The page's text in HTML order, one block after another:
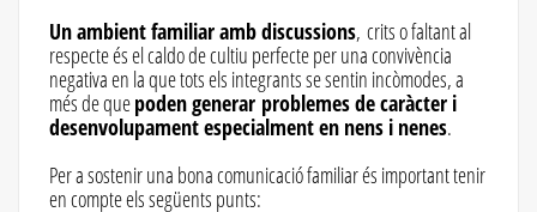
Un ambient familiar amb discussions, crits o faltant al
respecte és el caldo de cultiu perfecte per una convivència
negativa en la que tots els integrants se sentin incòmodes, a
més de quepoden generar problemes de caràcter i
desenvolupament especialment en nens i nenes.
Per a sostenir una bona comunicació familiar és important tenir
en compte els següents punts: